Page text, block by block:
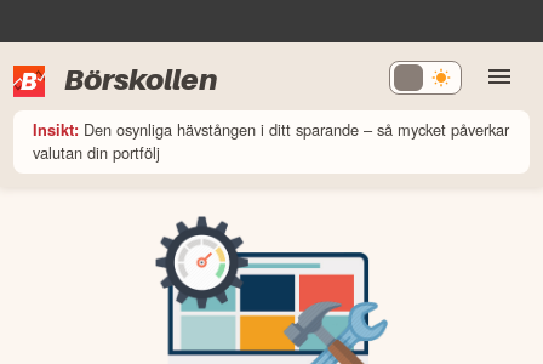
Börskollen
Insikt: Den osynliga hävstången i ditt sparande – så mycket påverkar
valutan din portfölj